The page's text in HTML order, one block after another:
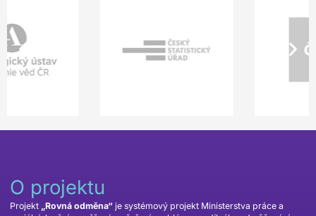
O projektu
Projekt „Rovná odměna“ je systémový projekt Ministerstva práce a